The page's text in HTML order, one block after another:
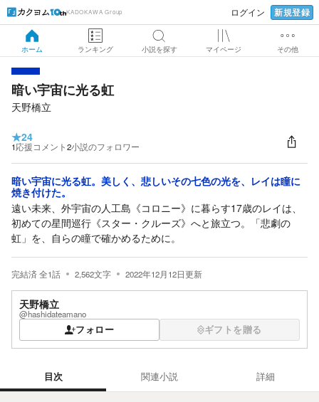
KADOKAWA Group ログイン 新規登録
ホーム ランキング 小説を探す マイページ その他
暗い宇宙に光る虹
天野橋立
★24
1応援コメント2小説のフォロワー
暗い宇宙に光る虹。美しく、悲しいその七色の光を、レイは瞳に
焼き付けた。
遠い未来、外宇宙の人工島《コロニー》に暮らす17歳のレイは、
初めての星間巡行《スター・クルーズ》へと旅立つ。「悲劇の
虹」を、自らの瞳で確かめるために。
完結済全1話 2,562文字 2022年12月12日更新
天野橋立
@hashidateamano
フォロー ギフトを贈る
目次 関連小説 詳細